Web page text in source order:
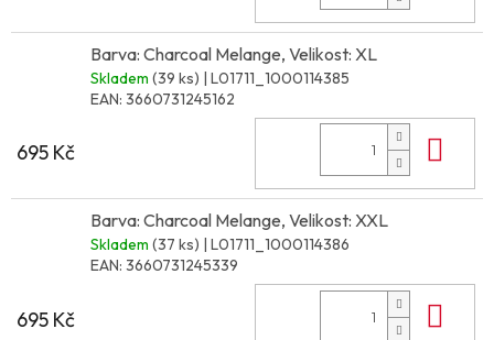
Barva: Charcoal Melange, Velikost: XL
Skladem (39 ks) | L01711_1000114385
EAN: 3660731245162
695 Kč
Barva: Charcoal Melange, Velikost: XXL
Skladem (37 ks) | L01711_1000114386
EAN: 3660731245339
695 Kč